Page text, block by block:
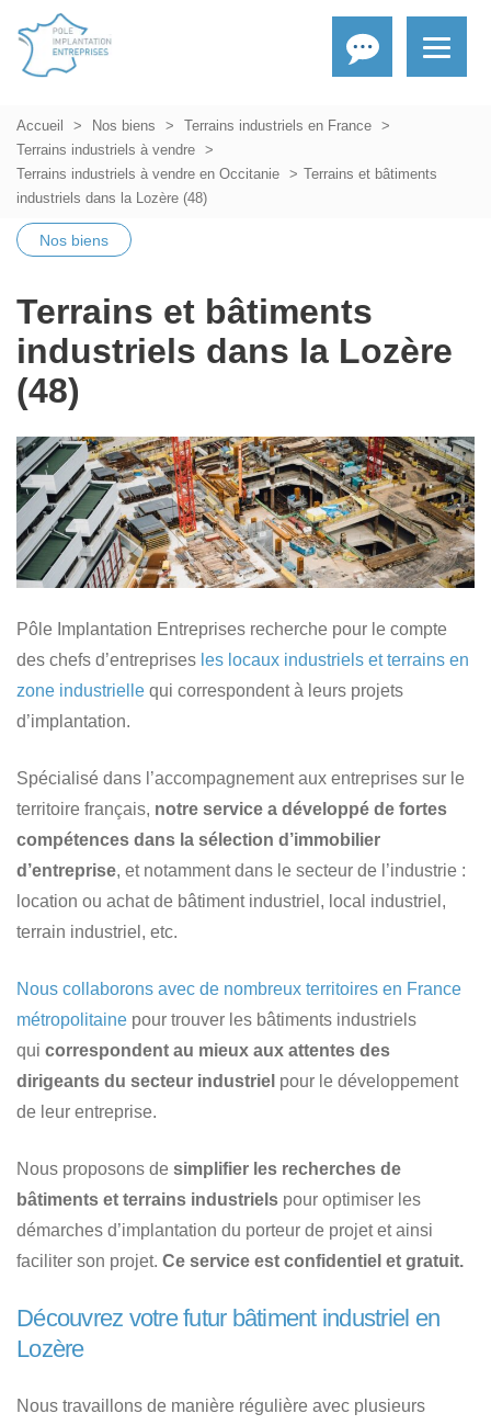
Accueil Nos biens
Terrains industriels en France
Terrains industriels à vendre
Terrains industriels à vendre en Occitanie
Terrains et bâtiments
industriels dans la Lozère (48)
Nos biens
Terrains et bâtiments
industriels dans la Lozère
(48)
Pôle Implantation Entreprises recherche pour le compte
des chefs d’entreprises les locaux industriels et terrains en
zone industrielle qui correspondent à leurs projets
d’implantation.
Spécialisé dans l’accompagnement aux entreprises sur le
territoire français, notre service a développé de fortes
compétences dans la sélection d’immobilier
d’entreprise, et notamment dans le secteur de l’industrie :
location ou achat de bâtiment industriel, local industriel,
terrain industriel, etc.
Nous collaborons avec de nombreux territoires en France
métropolitaine pour trouver les bâtiments industriels
qui correspondent au mieux aux attentes des
dirigeants du secteur industriel pour le développement
de leur entreprise.
Nous proposons de simplifier les recherches de
bâtiments et terrains industriels pour optimiser les
démarches d’implantation du porteur de projet et ainsi
faciliter son projet. Ce service est confidentiel et gratuit.
Découvrez votre futur bâtiment industriel en
Lozère
Nous travaillons de manière régulière avec plusieurs